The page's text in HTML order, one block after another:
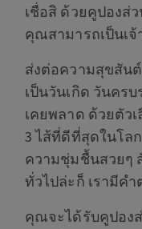
เชื่อสิ ด้วยคูปองส่ว
คุณสามารถเป็นเจ้
ส่งต่อความสุขสัน
เป็นวันเกิด วันคร
เคยพลาด ด้วยตัว
3 ไส้ที่ดีที่สุดในโล
ความชุ่มชื้นสวยๆ
ทั่วไปล่ะก็ เรามีค
คุณจะได้รับคูปองส่